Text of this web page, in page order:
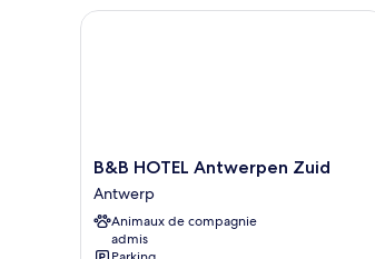
B&B
HOTEL
Antwerpen
Zuid
Antwerp
B&B HOTEL Antwerpen Zuid
Antwerp
Animaux de compagnie
admis
B&B HOTEL Antwerpen Zuid